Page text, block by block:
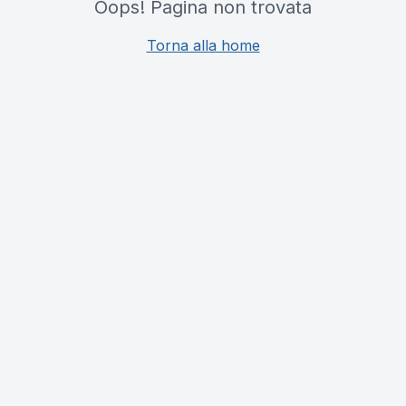
Oops! Pagina non trovata
Torna alla home